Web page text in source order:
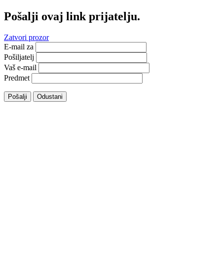
Pošalji ovaj link prijatelju.
Zatvori prozor
E-mail za
Pošiljatelj
Vaš e-mail
Predmet
Pošalji Odustani